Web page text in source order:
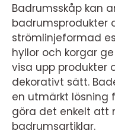
Badrumsskåp kan
badrumsprodukter
strömlinjeformad
hyllor och korgar
visa upp produkter
dekorativt sätt.
en utmärkt lösning
göra det enkelt att
badrumsartiklar.